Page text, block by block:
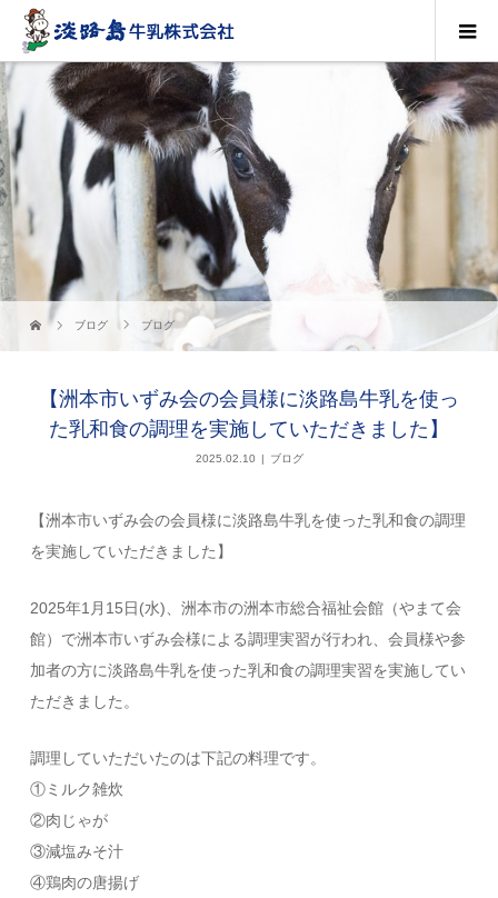
ブログ ブログ
【洲本市いずみ会の会員様に淡路島牛乳を使っ
た乳和食の調理を実施していただきました】
2025.02.10 ブログ
【洲本市いずみ会の会員様に淡路島牛乳を使った乳和食の調理
を実施していただきました】
2025年1月15日(水)、洲本市の洲本市総合福祉会館（やまて会
館）で洲本市いずみ会様による調理実習が行われ、会員様や参
加者の方に淡路島牛乳を使った乳和食の調理実習を実施してい
ただきました。
調理していただいたのは下記の料理です。
①ミルク雑炊
②肉じゃが
③減塩みそ汁
④鶏肉の唐揚げ